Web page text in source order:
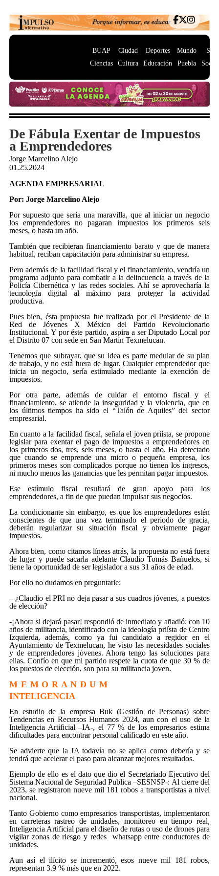
BUAP
Ciencias
Ciudad
Cultura
Deportes
Educación
Mundo
Puebla
De Fábula Exentar de Impuestos
a Emprendedores
Jorge Marcelino Alejo
01.25.2024
AGENDA EMPRESARIAL
Por: Jorge Marcelino Alejo
Por supuesto que sería una maravilla, que al iniciar un negocio
los emprendedores no pagaran impuestos los primeros seis
meses, o hasta un año.
También que recibieran financiamiento barato y que de manera
habitual, reciban capacitación para administrar su empresa.
Pero además de la facilidad fiscal y el financiamiento, vendría un
programa adjunto para combatir a la delincuencia a través de la
Policía Cibernética y las redes sociales. Ahí se aprovecharía la
tecnología digital al máximo para proteger la actividad
productiva.
Pues bien, ésta propuesta fue realizada por el Presidente de la
Red de Jóvenes X México del Partido Revolucionario
Institucional. Y por éste partido, aspira a ser Diputado Local por
el Distrito 07 con sede en San Martín Texmelucan.
Tenemos que subrayar, que su idea es parte medular de su plan
de trabajo, y no está fuera de lugar. Cualquier emprendedor que
inicia un negocio, sería estimulado mediante la exención de
impuestos.
Por otra parte, además de cuidar el entorno fiscal y el
financiamiento, se atiende la inseguridad y la violencia, que en
los últimos tiempos ha sido el “Talón de Aquiles” del sector
empresarial.
En cuanto a la facilidad fiscal, señala el joven priísta, se propone
legislar para exentar el pago de impuestos a emprendedores en
los primeros dos, tres, seis meses, o hasta el año. Ha detectado
que cuando se emprende una micro o pequeña empresa, los
primeros meses son complicados porque no tienen los ingresos,
ni mucho menos las ganancias que les permitan pagar impuestos.
Ese estímulo fiscal resultará de gran apoyo para los
emprendedores, a fin de que puedan impulsar sus negocios.
La condicionante sin embargo, es que los emprendedores estén
conscientes de que una vez terminado el periodo de gracia,
deberán regularizar su situación fiscal y obviamente pagar
impuestos.
Ahora bien, como citamos líneas atrás, la propuesta no está fuera
de lugar y puede sacarla adelante Claudio Tomás Bañuelos, si
tiene la oportunidad de ser legislador a sus 31 años de edad.
Por ello no dudamos en preguntarle:
– ¿Claudio el PRI no deja pasar a sus cuadros jóvenes, a puestos
de elección?
-¡Ahora si dejará pasar! respondió de inmediato y añadió: con 10
años de militancia, identificado con la ideología priísta de Centro
Izquierda, además, como ya fui candidato a regidor en el
Ayuntamiento de Texmelucan, he visto las necesidades sociales
y de emprendedores jóvenes. Ahora tengo las soluciones para
ellas. Confío en que mi partido respete la cuota de que 30 % de
los puestos de elección, son para su militancia joven.
M E M O R A N D U M
INTELIGENCIA
En estudio de la empresa Buk (Gestión de Personas) sobre
Tendencias en Recursos Humanos 2024, aun con el uso de la
Inteligencia Artificial –IA-, el 77 % de los empresarios estima
dificultades para encontrar personal calificado en este año.
Se advierte que la IA todavía no se aplica como debería y se
tendrá que acelerar el paso para alcanzar mejores resultados.
Ejemplo de ello es el dato que dio el Secretariado Ejecutivo del
Sistema Nacional de Seguridad Publica –SESNSP-: Al cierre del
2023, se registraron nueve mil 181 robos a transportistas a nivel
nacional.
Tanto Gobierno como empresarios transportistas, implementaron
en carreteras rastreo de unidades, monitoreo en tiempo real,
Inteligencia Artificial para el diseño de rutas o uso de drones para
vigilar zonas de riesgo y redes whatsapp entre conductores de
unidades.
Aun así el ilícito se incrementó, esos nueve mil 181 robos,
representan 3.9 % más que en 2022.